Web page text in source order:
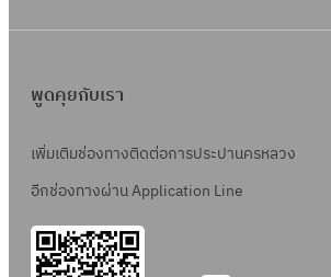
พูดคุยกับเรา
เพิ่มเติมช่องทางติดต่อการประปานครหลวง
อีกช่องทางผ่าน Application Line